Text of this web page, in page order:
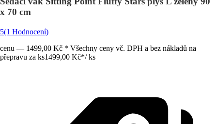
x 70 cm
5(1 Hodnocení)
cenu — 1499,00 Kč * Všechny ceny vč. DPH a bez nákladů na
přepravu za ks1499,00 Kč*/ ks